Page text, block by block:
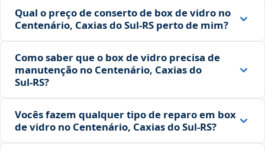
Qual o preço de conserto de box de vidro no
Centenário, Caxias do Sul‑RS perto de mim?
Como saber que o box de vidro precisa de
manutenção no Centenário, Caxias do
Sul‑RS?
Vocês fazem qualquer tipo de reparo em box
de vidro no Centenário, Caxias do Sul‑RS?